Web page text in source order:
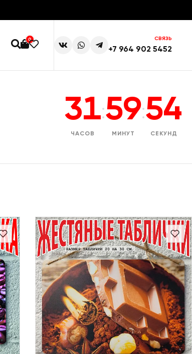
0 СВЯЗЬ
+7 964 902 5452
31
ЧАСОВ
:59
МИНУТ
:53
СЕКУНД